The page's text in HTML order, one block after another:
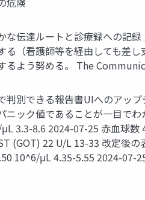
な伝達ルートと診療録への記
る（看護師等を経由しても差
るよう努める。 The
判別できる報告書UIへのアッ
ニック値であることが一目で
3.3-8.6 2024-07-25 赤血球
(GOT) 22 U/L 13-33 改定後
10^6/μL 4.35-5.55 2024-07-